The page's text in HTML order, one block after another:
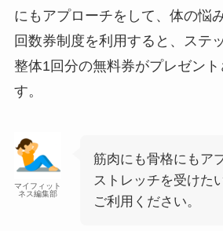
にもアプローチをして、体の悩
回数券制度を利用すると、ステ
整体1回分の無料券がプレゼン
す。
マイフィット
ネス編集部
筋肉にも骨格にもア
ストレッチを受けた
ご利用ください。